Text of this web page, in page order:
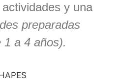
y una
preparadas
1 a 4 años).